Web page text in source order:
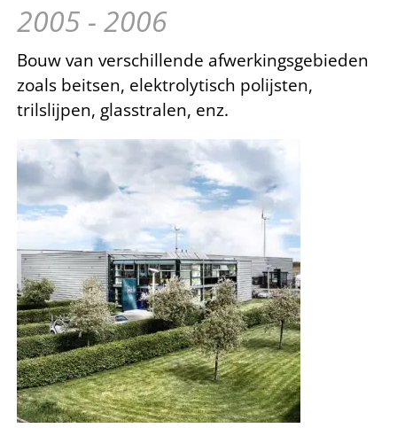
2005 - 2006
Bouw van verschillende afwerkingsgebieden
zoals beitsen, elektrolytisch polijsten,
trilslijpen, glasstralen, enz.